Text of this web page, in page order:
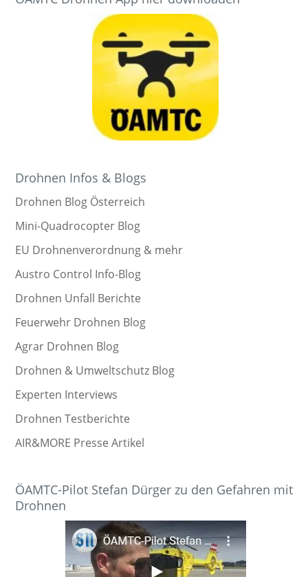
Drohnen Infos & Blogs
Drohnen Blog Österreich
Mini-Quadrocopter Blog
EU Drohnenverordnung & mehr
Austro Control Info-Blog
Drohnen Unfall Berichte
Feuerwehr Drohnen Blog
Agrar Drohnen Blog
Drohnen & Umweltschutz Blog
Experten Interviews
Drohnen Testberichte
AIR&MORE Presse Artikel
ÖAMTC-Pilot Stefan Dürger zu den Gefahren mit
Drohnen